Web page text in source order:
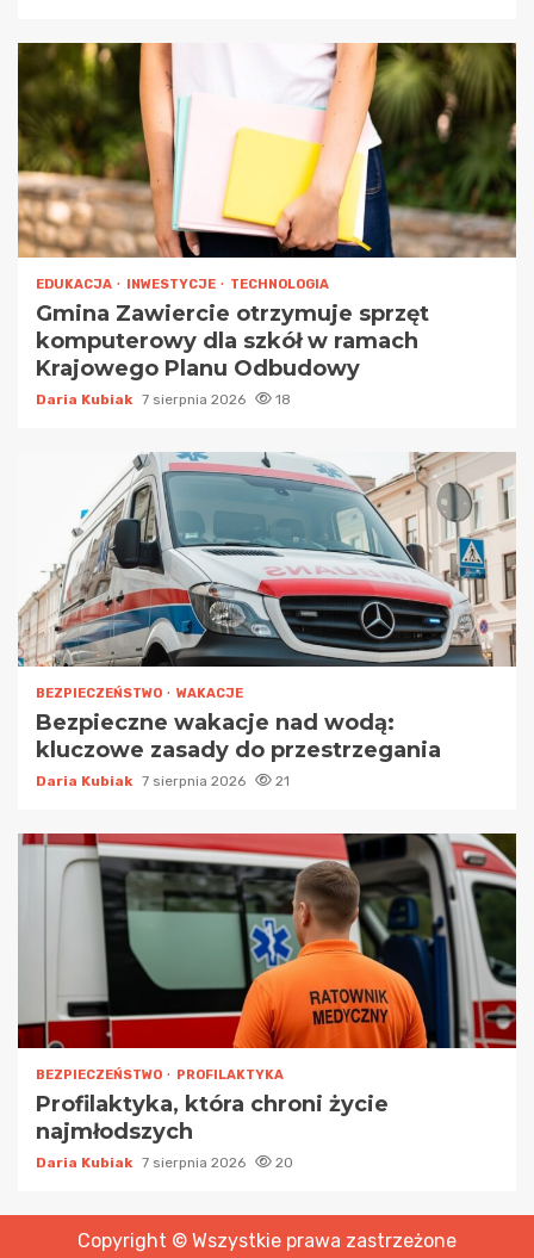
EDUKACJA INWESTYCJE TECHNOLOGIA
Gmina Zawiercie otrzymuje sprzęt
komputerowy dla szkół w ramach
Krajowego Planu Odbudowy
Daria Kubiak 7 sierpnia 2026 18
BEZPIECZEŃSTWO WAKACJE
Bezpieczne wakacje nad wodą:
kluczowe zasady do przestrzegania
Daria Kubiak 7 sierpnia 2026 21
BEZPIECZEŃSTWO PROFILAKTYKA
Profilaktyka, która chroni życie
najmłodszych
Daria Kubiak 7 sierpnia 2026 20
Copyright © Wszystkie prawa zastrzeżone